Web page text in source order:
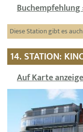
Buchempfehlung
Diese Station gibt es
14. STATION:
Auf Karte